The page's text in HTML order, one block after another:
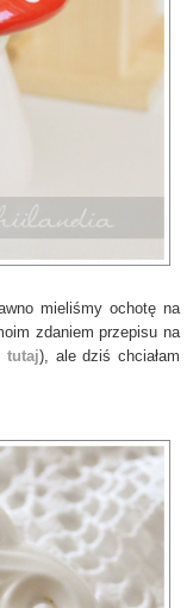
mieliśmy ochotę na
zdaniem przepisu na
tutaj), ale dziś chciałam